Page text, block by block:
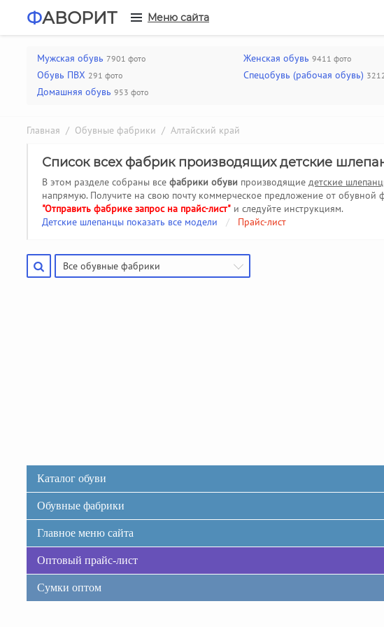
ФАВОРИТ Меню сайта
Мужская обувь 7901 фото Женская обувь 9411 фото
Обувь ПВХ 291 фото Спецобувь (рабочая обувь)
Домашняя обувь 953 фото
Главная / Обувные фабрики / Алтайский край
Список всех фабрик производящих детские
В этом разделе собраны все фабрики обуви производящие детские
напрямую. Получите на свою почту коммерческое предложение от
"Отправить фабрике запрос на прайс-лист" и следуйте инструкциям.
Детские шлепанцы показать все модели
/ Прайс-лист
Все обувные фабрики
Каталог обуви
Обувные фабрики
Главное меню сайта
Оптовый прайс-лист
Сумки оптом